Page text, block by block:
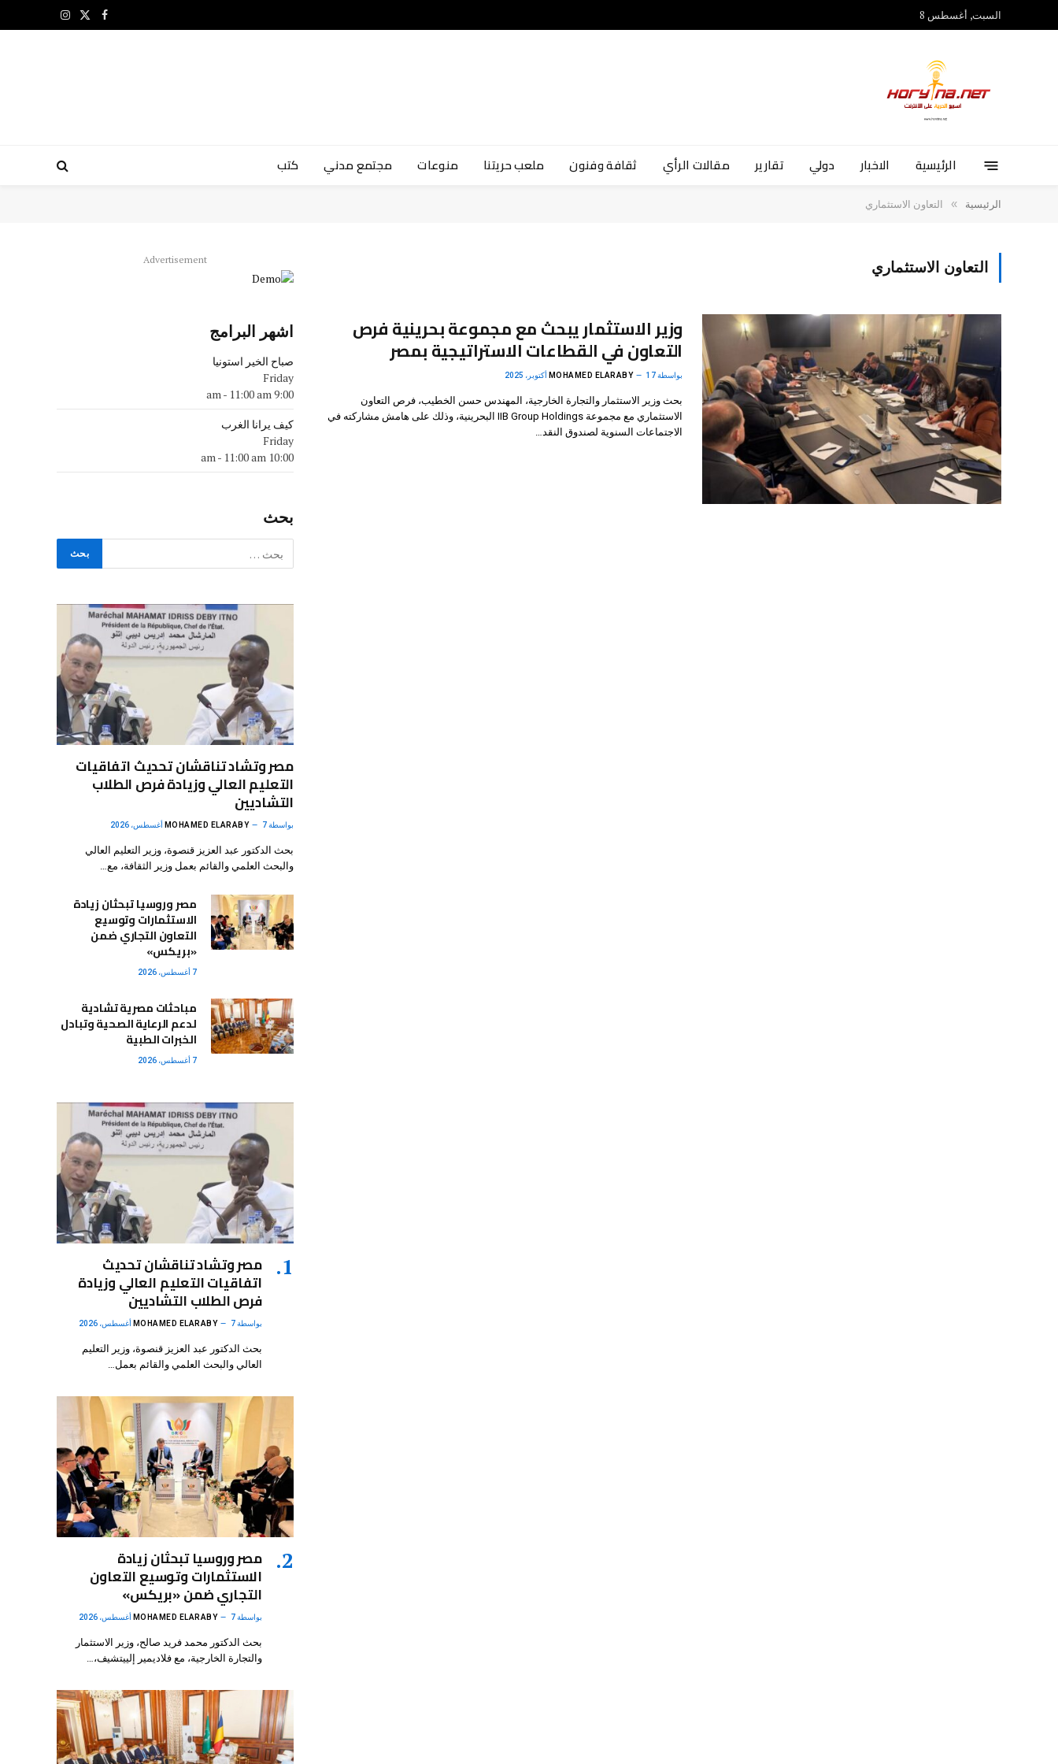
السبت, أغسطس 8 فيسبوك
X
الانستغرام
الرئيسية الاخبار دولي تقارير مقالات الرأي ثقافة وفنون ملعب حريتنا منوعات مجتمع مدني كتب
الرئيسية » التعاون الاستثماري
التعاون الاستثماري
وزير الاستثمار يبحث مع مجموعة بحرينية فرص
التعاون في القطاعات الاستراتيجية بمصر
بواسطة MOHAMED ELARABY 17 أكتوبر، 2025
بحث وزير الاستثمار والتجارة الخارجية، المهندس حسن الخطيب، فرص التعاون
الاستثماري مع مجموعة IIB Group Holdings البحرينية، وذلك على هامش مشاركته في
الاجتماعات السنوية لصندوق النقد…
Advertisement
اشهر البرامج
صباح الخير استونيا
Friday
9:00 am
- 11:00 am
كيف يرانا الغرب
Friday
10:00 am
- 11:00 am
بحث
مصر وتشاد تناقشان تحديث اتفاقيات
التعليم العالي وزيادة فرص الطلاب
التشاديين
بواسطة MOHAMED ELARABY 7 أغسطس، 2026
بحث الدكتور عبد العزيز قنصوة، وزير التعليم العالي
والبحث العلمي والقائم بعمل وزير الثقافة، مع…
مصر وروسيا تبحثان زيادة
الاستثمارات وتوسيع
التعاون التجاري ضمن
«بريكس»
7 أغسطس، 2026
مباحثات مصرية تشادية
لدعم الرعاية الصحية وتبادل
الخبرات الطبية
7 أغسطس، 2026
مصر وتشاد تناقشان تحديث
اتفاقيات التعليم العالي وزيادة
فرص الطلاب التشاديين
بواسطة MOHAMED ELARABY 7 أغسطس، 2026
بحث الدكتور عبد العزيز قنصوة، وزير التعليم
العالي والبحث العلمي والقائم بعمل…
مصر وروسيا تبحثان زيادة
الاستثمارات وتوسيع التعاون
التجاري ضمن «بريكس»
بواسطة MOHAMED ELARABY 7 أغسطس، 2026
بحث الدكتور محمد فريد صالح، وزير الاستثمار
والتجارة الخارجية، مع فلاديمير إلييتشيف،…